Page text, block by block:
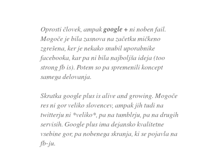
Oprosti človek, ampakgoogle + ni noben fail.
Mogoče je bila zasnova na začetku mičkeno
zgrešena, ker je nekako snubil uporabnike
facebooka, kar pa ni bila najboljša ideja (too
strong fb is). Potem so pa spremenili koncept
samega delovanja.
Skratka google plus is alive and growing. Mogoče
res ni gor veliko slovencev, ampak jih tudi na
twitterju ni *veliko*, pa na tumblrju, pa na drugih
servisih. Google plus ima dejansko kvalitetne
vsebine gor, pa nobenega skranja, ki se pojavla na
fb-ju.